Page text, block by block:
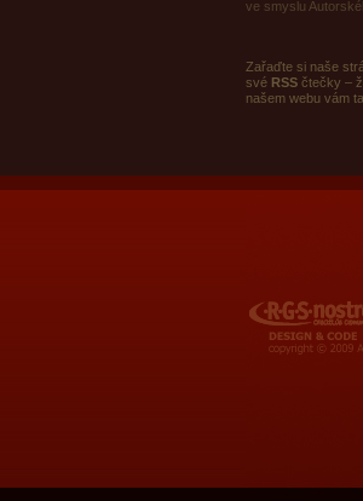
ve smyslu
Zařaďte si naše
své RSS čtečky –
našem webu vám
RGS Nostromo